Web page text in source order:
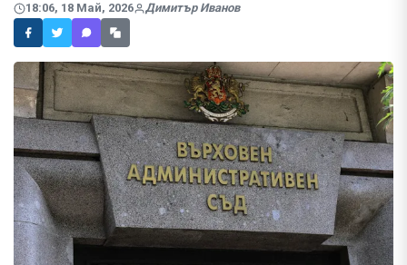
18:06, 18 Май, 2026 Димитър Иванов